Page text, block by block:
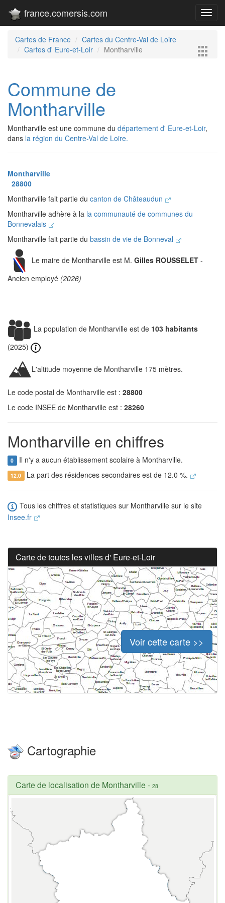
france.comersis.com
Cartes de France
Cartes du Centre-Val de Loire
Cartes d' Eure-et-Loir
Montharville
Commune de
Montharville
Montharville est une commune du département d' Eure-et-Loir,
dans la région du Centre-Val de Loire.
Montharville
28800
Montharville fait partie du canton de Châteaudun
Montharville adhère à la la communauté de communes du
Bonnevalais
Montharville fait partie du bassin de vie de Bonneval
Le maire de Montharville est M. Gilles ROUSSELET -
Ancien employé (2026)
La population de Montharville est de 103 habitants
(2025)
L'altitude moyenne de Montharville 175 mètres.
Le code postal de Montharville est : 28800
Le code INSEE de Montharville est : 28260
Montharville en chiffres
0 Il n'y a aucun établissement scolaire à Montharville.
12.0 La part des résidences secondaires est de 12.0 %.
Tous les chiffres et statistiques sur Montharville sur le site
Insee.fr
Carte de toutes les villes d' Eure-et-Loir
Voir cette carte >>
Cartographie
Carte de localisation de Montharville- 28